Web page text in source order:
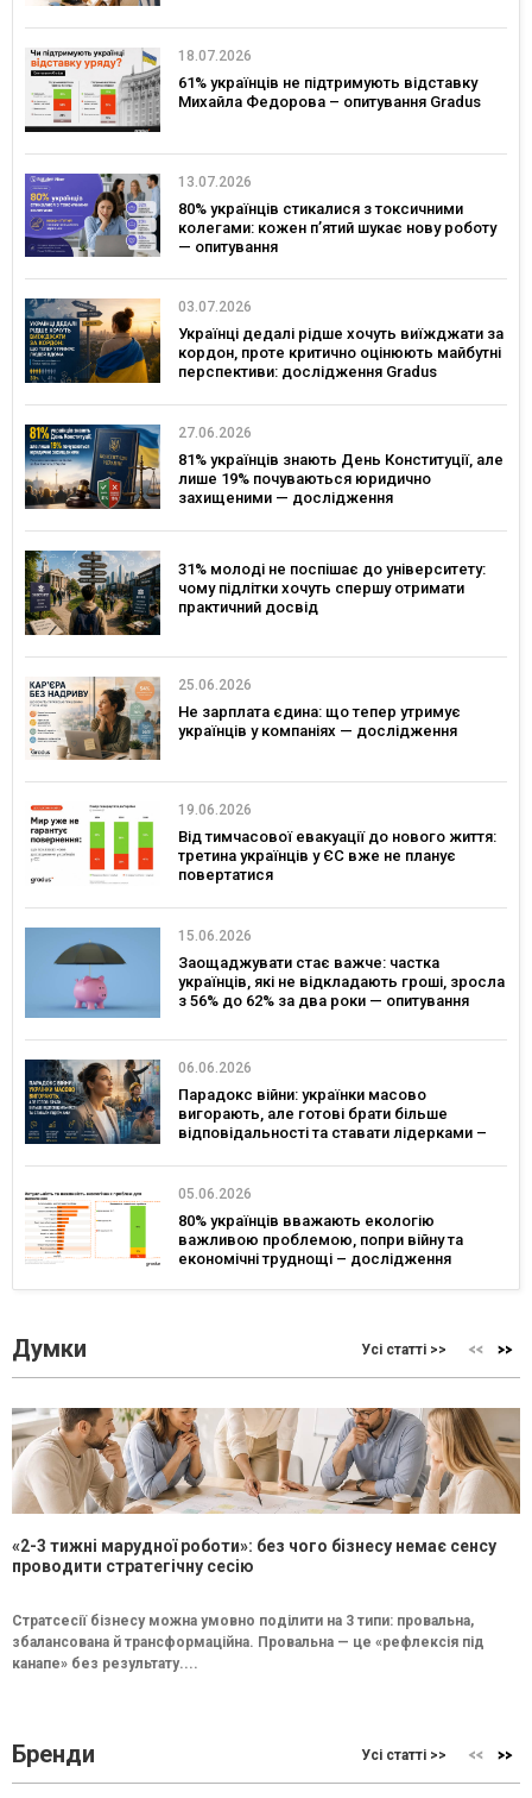
18.07.2026
61% українців не підтримують відставку
Михайла Федорова – опитування Gradus
13.07.2026
80% українців стикалися з токсичними
колегами: кожен п’ятий шукає нову роботу
— опитування
03.07.2026
Українці дедалі рідше хочуть виїжджати за
кордон, проте критично оцінюють майбутні
перспективи: дослідження Gradus
27.06.2026
81% українців знають День Конституції, але
лише 19% почуваються юридично
захищеними — дослідження
31% молоді не поспішає до університету:
чому підлітки хочуть спершу отримати
практичний досвід
25.06.2026
Не зарплата єдина: що тепер утримує
українців у компаніях — дослідження
19.06.2026
Від тимчасової евакуації до нового життя:
третина українців у ЄС вже не планує
повертатися
15.06.2026
Заощаджувати стає важче: частка
українців, які не відкладають гроші, зросла
з 56% до 62% за два роки — опитування
06.06.2026
Парадокс війни: українки масово
вигорають, але готові брати більше
відповідальності та ставати лідерками –
05.06.2026
80% українців вважають екологію
важливою проблемою, попри війну та
економічні труднощі – дослідження
Думки Усі статті >>
«2-3 тижні марудної роботи»: без чого бізнесу немає сенсу
проводити стратегічну сесію
Стратсесії бізнесу можна умовно поділити на 3 типи: провальна,
збалансована й трансформаційна. Провальна — це «рефлексія під
канапе» без результату....
Бренди Усі статті >>